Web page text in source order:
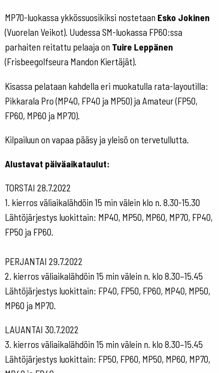
MP70-luokassa ykkössuosikiksi nostetaan Esko Jokinen
(Vuorelan Veikot). Uudessa SM-luokassa FP60:ssa
parhaiten reitattu pelaaja on Tuire Leppänen
(Frisbeegolfseura Mandon Kiertäjät).
Kisassa pelataan kahdella eri muokatulla rata-layoutilla:
Pikkarala Pro (MP40, FP40 ja MP50) ja Amateur (FP50,
FP60, MP60 ja MP70).
Kilpailuun on vapaa pääsy ja yleisö on tervetullutta.
Alustavat päiväaikataulut:
TORSTAI 28.7.2022
1. kierros väliaikalähdöin 15 min välein klo n. 8.30-15.30
Lähtöjärjestys luokittain: MP40, MP50, MP60, MP70, FP40,
FP50 ja FP60.
PERJANTAI 29.7.2022
2. kierros väliaikalähdöin 15 min välein n. klo 8.30–15.45
Lähtöjärjestys luokittain: FP40, FP50, FP60, MP40, MP50,
MP60 ja MP70.
LAUANTAI 30.7.2022
3. kierros väliaikalähdöin 15 min välein n. klo 8.30–15.45
Lähtöjärjestys luokittain: FP50, FP60, MP50, MP60, MP70,